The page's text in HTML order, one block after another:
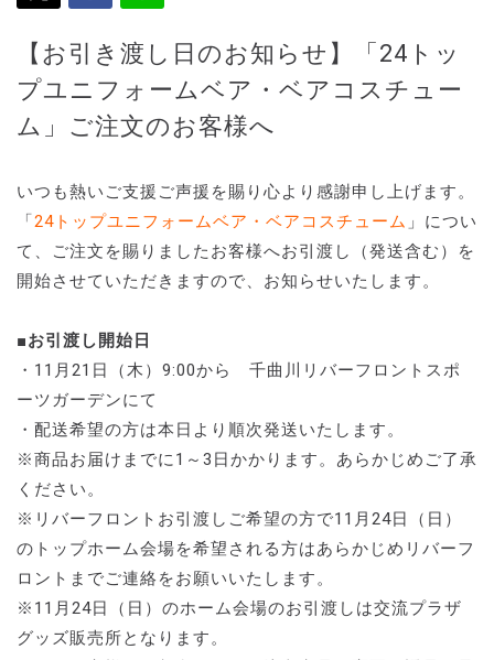
【お引き渡し日のお知らせ】「24トッ
プユニフォームベア・ベアコスチュー
ム」ご注文のお客様へ
いつも熱いご支援ご声援を賜り心より感謝申し上げます。
「24トップユニフォームベア・ベアコスチューム 」につい
て、ご注文を賜りましたお客様へお引渡し（発送含む）を
開始させていただきますので、お知らせいたします。
■お引渡し開始日
・11月21日（木）9:00から 千曲川リバーフロントスポ
ーツガーデンにて
・配送希望の方は本日より順次発送いたします。
※商品お届けまでに1～3日かかります。あらかじめご了承
ください。
※リバーフロントお引渡しご希望の方で11月24日（日）
のトップホーム会場を希望される方はあらかじめリバーフ
ロントまでご連絡をお願いいたします。
※11月24日（日）のホーム会場のお引渡しは交流プラザ
グッズ販売所となります。